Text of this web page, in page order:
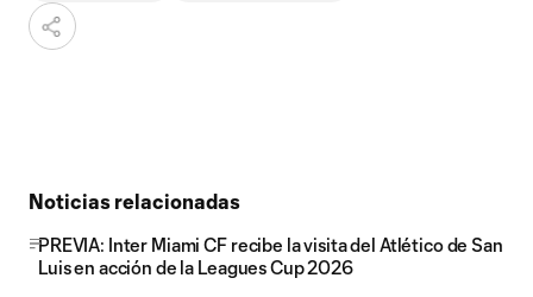
Noticias relacionadas
PREVIA: Inter Miami CF recibe la visita del Atlético de San
Luis en acción de la Leagues Cup 2026